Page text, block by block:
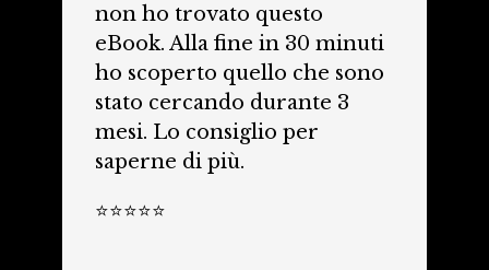
non ho trovato questo
eBook. Alla fine in 30 minuti
ho scoperto quello che sono
stato cercando durante 3
mesi. Lo consiglio per
saperne di più.
⭐⭐⭐⭐⭐